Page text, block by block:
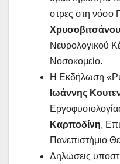
στρες στη νόσο
Χρυσοβιτσάνου
Νευρολογικού
Νοσοκομείο.
Η Εκδήλωση
Ιωάννης
Καρποδίνη,
Πανεπιστήμιο
Δηλώσεις